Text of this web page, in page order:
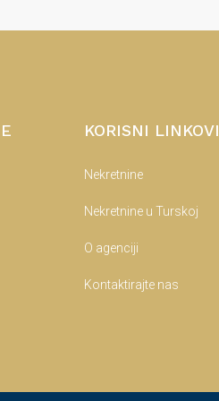
KORISNI LINKOVI
Nekretnine
Nekretnine u Turskoj
O agenciji
Kontaktirajte nas